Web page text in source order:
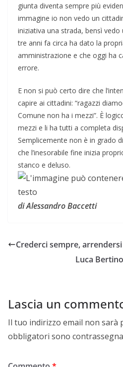
giunta diventa sempre più
immagine io non vedo un
iniziativa una strada, bensì
tre anni fa circa ha dato la
amministrazione e che oggi ha
errore.
E non si può certo dire che
capire ai cittadini: “ragazzi
Comune non ha i mezzi”. È
mezzi e li ha tutti a completa
Semplicemente non è in grado
che l’inesorabile fine inizia
stanco e deluso.
di Alessandro Baccetti
Crederci sempre,
Luca
Lascia un
Il tuo indirizzo email non sarà
obbligatori sono